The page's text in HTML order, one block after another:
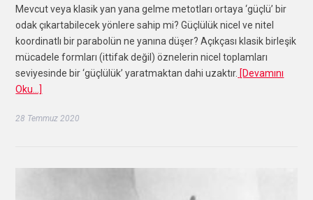
Mevcut veya klasik yan yana gelme metotları ortaya ‘güçlü’ bir
odak çıkartabilecek yönlere sahip mi? Güçlülük nicel ve nitel
koordinatlı bir parabolün ne yanına düşer? Açıkçası klasik birleşik
mücadele formları (ittifak değil) öznelerin nicel toplamları
seviyesinde bir ‘güçlülük’ yaratmaktan dahi uzaktır. [Devamını
Oku…]
28 Temmuz 2020